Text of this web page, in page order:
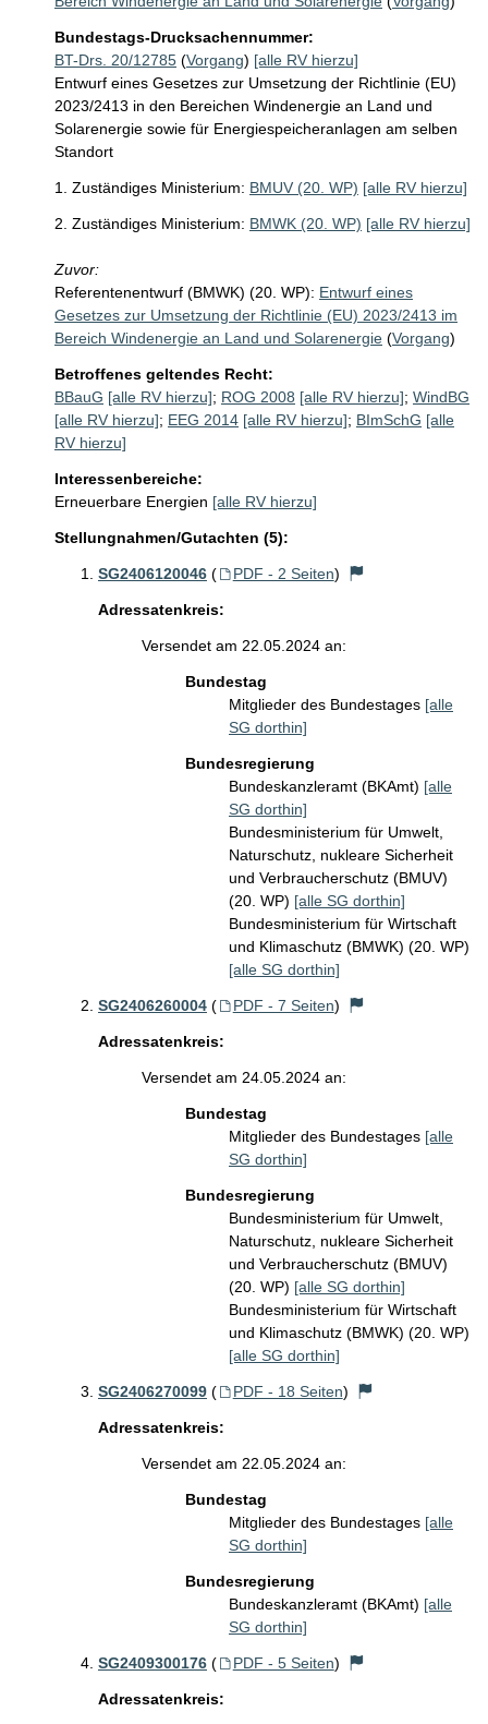
Bundestags-Drucksachennummer:
BT-Drs. 20/12785 (Vorgang) [alle RV hierzu]
Entwurf eines Gesetzes zur Umsetzung der Richtlinie (EU)
2023/2413 in den Bereichen Windenergie an Land und
Solarenergie sowie für Energiespeicheranlagen am selben
Standort
1. Zuständiges Ministerium: BMUV (20. WP) [alle RV hierzu]
2. Zuständiges Ministerium: BMWK (20. WP) [alle RV hierzu]
Zuvor:
Referentenentwurf (BMWK) (20. WP): Entwurf eines
Gesetzes zur Umsetzung der Richtlinie (EU) 2023/2413 im
Bereich Windenergie an Land und Solarenergie (Vorgang)
Betroffenes geltendes Recht:
BBauG [alle RV hierzu]; ROG 2008 [alle RV hierzu]; WindBG
[alle RV hierzu]; EEG 2014 [alle RV hierzu]; BImSchG [alle
RV hierzu]
Interessenbereiche:
Erneuerbare Energien [alle RV hierzu]
Stellungnahmen/Gutachten (5):
SG2406120046 ( PDF - 2 Seiten)
Adressatenkreis:
Versendet am 22.05.2024 an:
Bundestag
Mitglieder des Bundestages [alle
SG dorthin]
Bundesregierung
Bundeskanzleramt (BKAmt) [alle
SG dorthin]
Bundesministerium für Umwelt,
Naturschutz, nukleare Sicherheit
und Verbraucherschutz (BMUV)
(20. WP) [alle SG dorthin]
Bundesministerium für Wirtschaft
und Klimaschutz (BMWK) (20. WP)
[alle SG dorthin]
SG2406260004 ( PDF - 7 Seiten)
Adressatenkreis:
Versendet am 24.05.2024 an:
Bundestag
Mitglieder des Bundestages [alle
SG dorthin]
Bundesregierung
Bundesministerium für Umwelt,
Naturschutz, nukleare Sicherheit
und Verbraucherschutz (BMUV)
(20. WP) [alle SG dorthin]
Bundesministerium für Wirtschaft
und Klimaschutz (BMWK) (20. WP)
[alle SG dorthin]
SG2406270099 ( PDF - 18 Seiten)
Adressatenkreis:
Versendet am 22.05.2024 an:
Bundestag
Mitglieder des Bundestages [alle
SG dorthin]
Bundesregierung
Bundeskanzleramt (BKAmt) [alle
SG dorthin]
SG2409300176 ( PDF - 5 Seiten)
Adressatenkreis: